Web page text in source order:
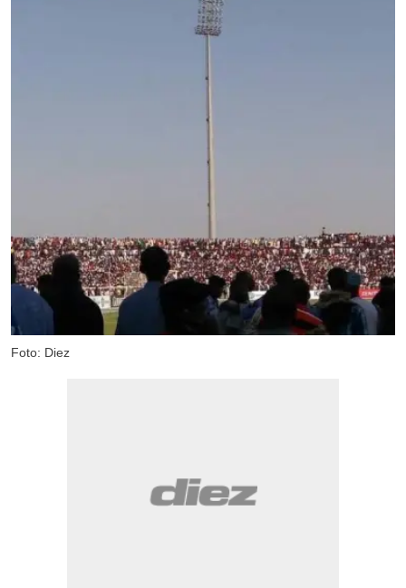
Foto: Diez